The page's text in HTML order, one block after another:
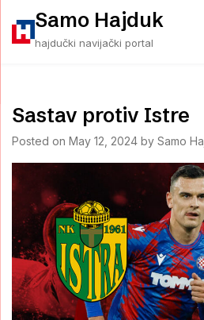
content
Samo Hajduk
hajdučki navijački portal
Sastav protiv Istre
Posted on May 12, 2024 by Samo